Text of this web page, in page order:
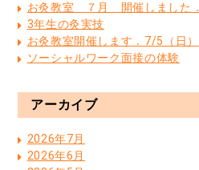
お灸教室 ７月 開催しました．
3年生の灸実技
お灸教室開催します．7/5（日）
ソーシャルワーク面接の体験
アーカイブ
2026年7月
2026年6月